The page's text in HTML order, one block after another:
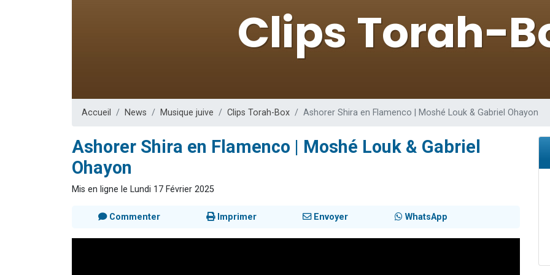
61 personnes viennent de demander une bénédiction
Ariel vient de donner son Maasser
Accueil News Musique juive Clips Torah-Box Ashorer Shira en Flamenco | Moshé Louk & Gabriel Ohayon
Ashorer Shira en Flamenco | Moshé Louk & Gabriel
Ohayon
Mis en ligne le Lundi 17 Février 2025
Commenter Imprimer Envoyer WhatsApp